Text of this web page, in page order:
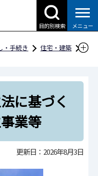
目的別検索 メニュー
・手続き
住宅・建築
くマンション再生事業
に基づく
業等
更新日：2026年8月3日